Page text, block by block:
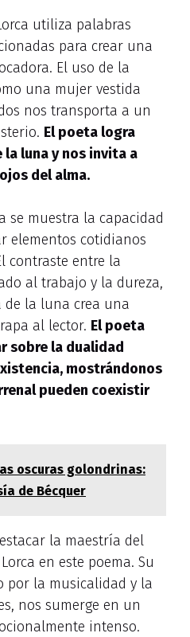
utiliza palabras
para crear una
El uso de la
una mujer vestida
nos transporta a un
El poeta logra
luna y nos invita a
del alma.
se muestra la capacidad
elementos cotidianos
contraste entre la
al trabajo y la dureza,
de la luna crea una
al lector. El poeta
sobre la dualidad
mostrándonos
pueden coexistir
oscuras golondrinas:
de Bécquer
la maestría del
en este poema. Su
por la musicalidad y la
nos sumerge en un
intenso.